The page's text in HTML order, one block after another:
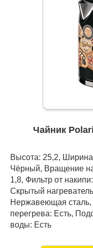
Чайник
Высота: 25,2,
Чёрный, Вращение на
1,8, Фильтр от
Скрытый
Нержавеющая
перегрева: Есть,
воды: Есть